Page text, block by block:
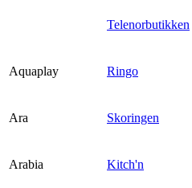
Telenorbutikken
Aquaplay Ringo
Ara Skoringen
Arabia Kitch'n